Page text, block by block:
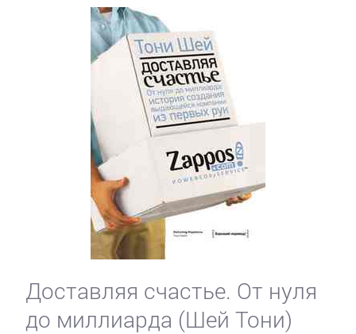
Доставляя счастье. От нуля
до миллиарда (Шей Тони)